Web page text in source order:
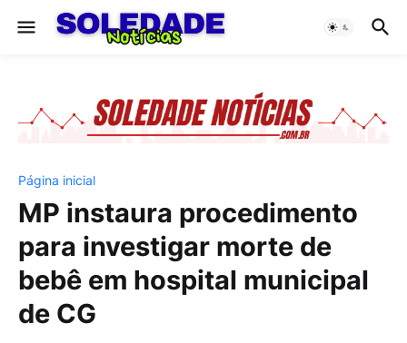
Página inicial
MP instaura procedimento
para investigar morte de
bebê em hospital municipal
de CG